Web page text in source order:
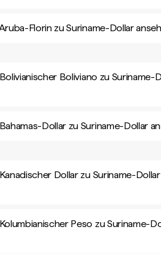
Florin zu Suriname-Dollar
Boliviano zu Suriname-
Dollar zu Suriname-Dollar
Dollar zu Suriname-Dollar
Peso zu Suriname-